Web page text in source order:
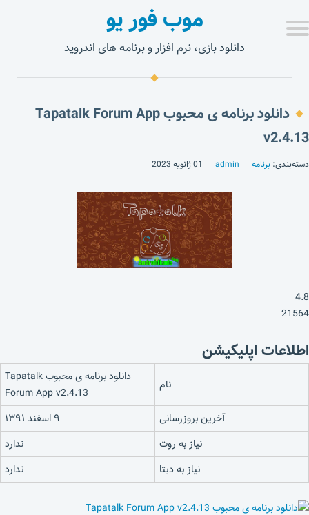
موب فور یو
دانلود بازی، نرم افزار و برنامه های اندروید
دانلود برنامه ی محبوب Tapatalk Forum App
v2.4.13
دسته‌بندی: برنامه admin 01 ژانویه 2023
4.8
21564
اطلاعات اپلیکیشن
نام
دانلود برنامه ی محبوب Tapatalk
Forum App v2.4.13
آخرین بروزرسانی
۹ اسفند ۱۳۹۱
نیاز به روت
ندارد
نیاز به دیتا
ندارد